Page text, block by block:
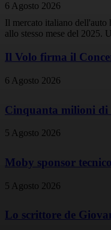
6 Agosto 2026
Il mercato italiano
allo stesso mese del 2025.
Il Volo firma il
6 Agosto 2026
Cinquanta milioni di
5 Agosto 2026
Moby sponsor
5 Agosto 2026
Lo scrittore de